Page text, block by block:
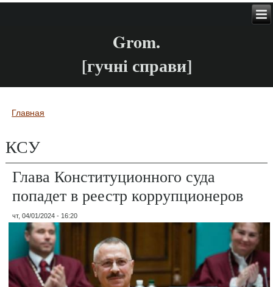
Grom.
[гучні справи]
Вы здесь
Главная
КСУ
Глава Конституционного суда
попадет в реестр коррупционеров
чт, 04/01/2024 - 16:20